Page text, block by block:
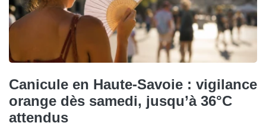
Canicule en Haute-Savoie : vigilance
orange dès samedi, jusqu’à 36°C
attendus